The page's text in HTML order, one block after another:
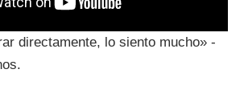
directamente, lo siento mucho» -